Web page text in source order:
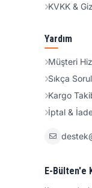
KVKK &
Yardım
Müşteri
Sıkça
Kargo
İptal &
E-Bülten'e